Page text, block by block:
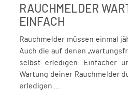
RAUCHMELDER
EINFACH
Rauchmelder müssen einmal
Auch die auf denen
selbst erledigen. Einfacher
Wartung deiner Rauchmelder
erledigen …